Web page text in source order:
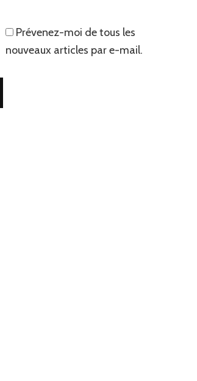
Prévenez-moi de tous les
nouveaux articles par e-mail.